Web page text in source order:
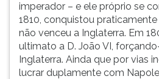
imperador – e ele próprio se
1810, conquistou
não venceu a Inglaterra. Em
ultimato a D. João VI,
Inglaterra. Ainda que por vias
lucrar duplamente com